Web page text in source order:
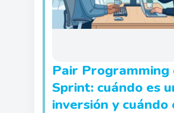
Pair Programming
Sprint: cuándo es
inversión y cuándo